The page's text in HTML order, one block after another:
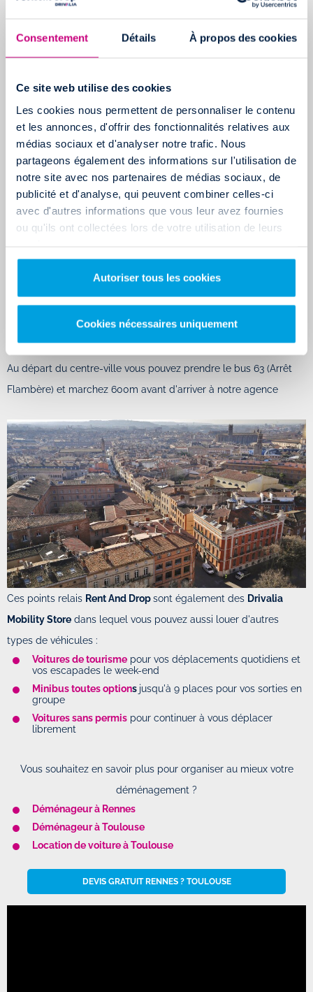
Consentement Détails À propos des cookies
Ce site web utilise des cookies
Les cookies nous permettent de personnaliser le contenu
et les annonces, d'offrir des fonctionnalités relatives aux
médias sociaux et d'analyser notre trafic. Nous
partageons également des informations sur l'utilisation de
notre site avec nos partenaires de médias sociaux, de
publicité et d'analyse, qui peuvent combiner celles-ci
avec d'autres informations que vous leur avez fournies
ou qu'ils ont collectées lors de votre utilisation de leurs
Autoriser tous les cookies
Cookies nécessaires uniquement
centre de la Ville Rose. Elle est accessible via la D820 ou par
Cette agence de location Rent and Drop est tenue par l'entreprise
King Box, experte en location de box de stockage et garde-meuble à
Toulouse. Pratique, si vous souhaitez entreposer quelques effets
personnels et autres meubles encombrants le temps de votre
déménagement !
L'AGENCE RENT AND DROP DE TOULOUSE – MAUBEC
Votre agence Rent and Drop Toulouse Maubec est idéalement
Elle se trouve à environ 5 km de la place du Capitole.
Elle est accessible via la D901 ou par l'autoroute A624 mais aussi
en transports en commun.
Au départ du centre-ville vous pouvez prendre le bus 63 (Arrêt
Flambère) et marchez 600m avant d'arriver à notre agence
Ces points relais Rent And Dropsont également des Drivalia
Mobility Store dans lequel vous pouvez aussi louer d'autres
types de véhicules :
Voitures de tourisme pour vos déplacements quotidiens et
vos escapades le week-end
Minibus toutes options jusqu'à 9 places pour vos sorties en
groupe
Voitures sans permis pour continuer à vous déplacer
librement
Vous souhaitez en savoir plus pour organiser au mieux votre
déménagement ?
Déménageur à Rennes
Déménageur à Toulouse
Location de voiture à Toulouse
DEVIS GRATUIT RENNES ? TOULOUSE